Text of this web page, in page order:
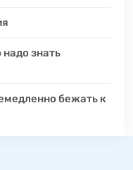
знать
бежать к